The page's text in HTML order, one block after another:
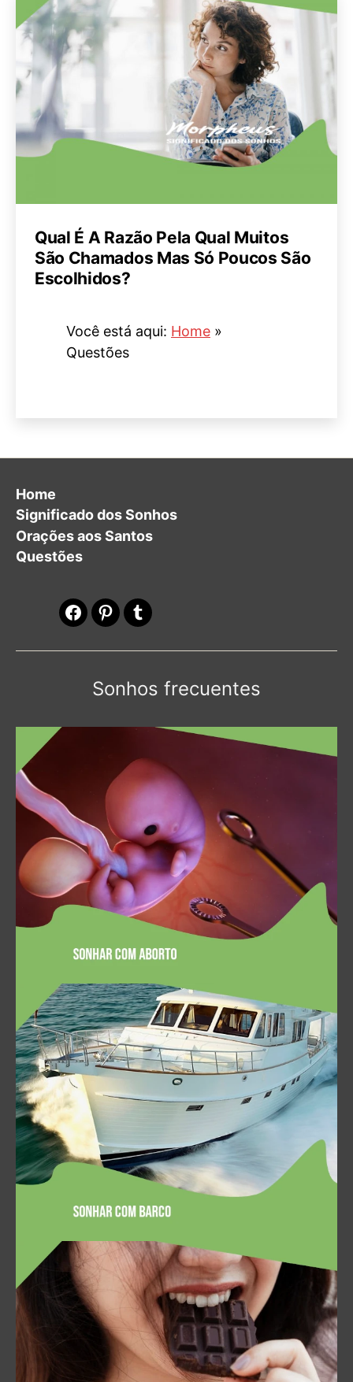
Qual É A Razão Pela Qual Muitos
São Chamados Mas Só Poucos São
Escolhidos?
Você está aqui: Home »
Questões
Home
Significado dos Sonhos
Orações aos Santos
Questões
Facebook
PinterestTumblr
Sonhos frecuentes